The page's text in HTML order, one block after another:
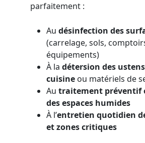
parfaitement :
Au désinfection des
(carrelage, sols,
équipements)
À la détersion des
cuisine ou matériels de
Au traitement préventif
des espaces humides
À l’entretien quotidien
et zones critiques